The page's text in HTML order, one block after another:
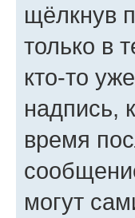
щёлкнув
только в
кто-то
надпись,
время
могут